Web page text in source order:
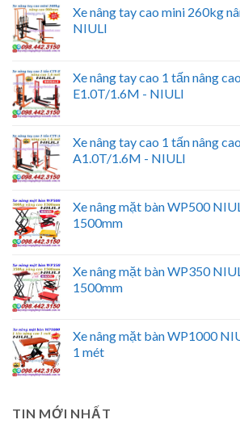
Xe nâng tay cao mini 260kg
NIULI
Xe nâng tay cao 1 tấn nâng
E1.0T/1.6M - NIULI
Xe nâng tay cao 1 tấn nâng
A1.0T/1.6M - NIULI
Xe nâng mặt bàn WP500
1500mm
Xe nâng mặt bàn WP350
1500mm
Xe nâng mặt bàn WP1000
1 mét
TIN MỚI NHẤT